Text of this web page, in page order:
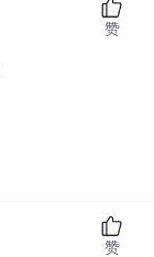
赞
赞